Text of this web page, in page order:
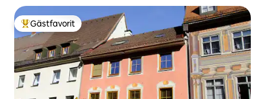
Populär gästfavorit
Gästfavorit